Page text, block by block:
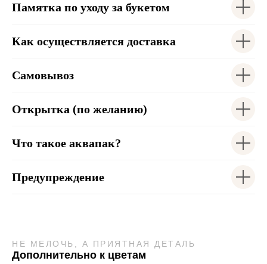
Памятка по уходу за букетом
Как осуществляется доставка
Самовывоз
Открытка (по желанию)
Что такое аквапак?
Предупреждение
НЕ МЕЛОЧЬ, А ПРИЯТНАЯ ДЕТАЛЬ
Дополнительно к цветам